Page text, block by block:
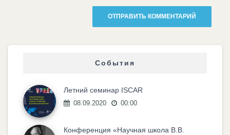
События
Летний семинар ISCAR
08.09.2020 00:00
Конференция «Научная школа В.В.